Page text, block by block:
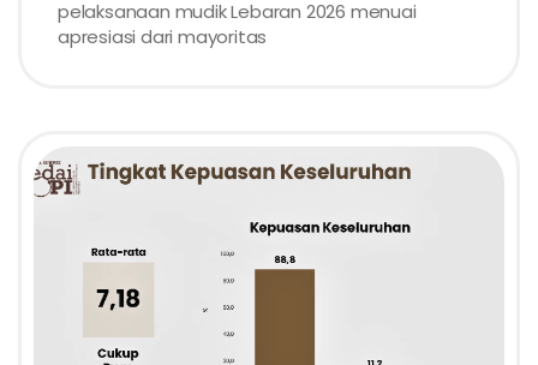
pelaksanaan mudik Lebaran 2026 menuai
apresiasi dari mayoritas